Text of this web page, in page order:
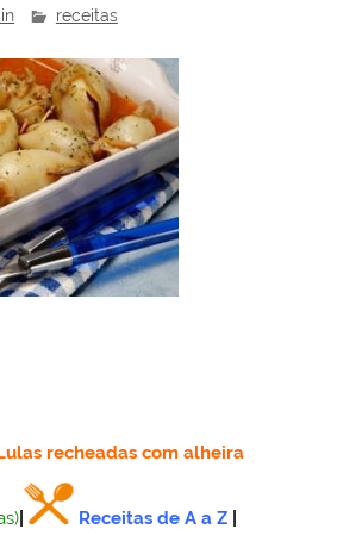
receitas
recheadas com alheira
Receitas de A a Z